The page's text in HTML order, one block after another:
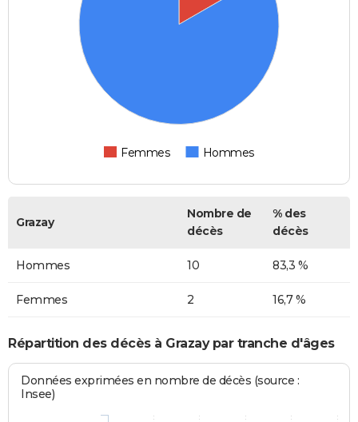
Femmes Hommes
Grazay
Nombre de
décès
% des
décès
Hommes 10 83,3 %
Femmes 2 16,7 %
Répartition des décès à Grazay par tranche d'âges
Données exprimées en nombre de décès (source :
Insee)